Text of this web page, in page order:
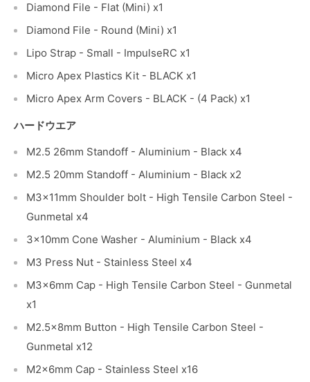
Diamond File - Flat (Mini) x1
Diamond File - Round (Mini) x1
Lipo Strap - Small - ImpulseRC x1
Micro Apex Plastics Kit - BLACK x1
Micro Apex Arm Covers - BLACK - (4 Pack) x1
ハードウエア
M2.5 26mm Standoff - Aluminium - Black x4
M2.5 20mm Standoff - Aluminium - Black x2
M3x11mm Shoulder bolt - High Tensile Carbon Steel -
Gunmetal x4
3x10mm Cone Washer - Aluminium - Black x4
M3 Press Nut - Stainless Steel x4
M3x6mm Cap - High Tensile Carbon Steel - Gunmetal
x1
M2.5x8mm Button - High Tensile Carbon Steel -
Gunmetal x12
M2x6mm Cap - Stainless Steel x16